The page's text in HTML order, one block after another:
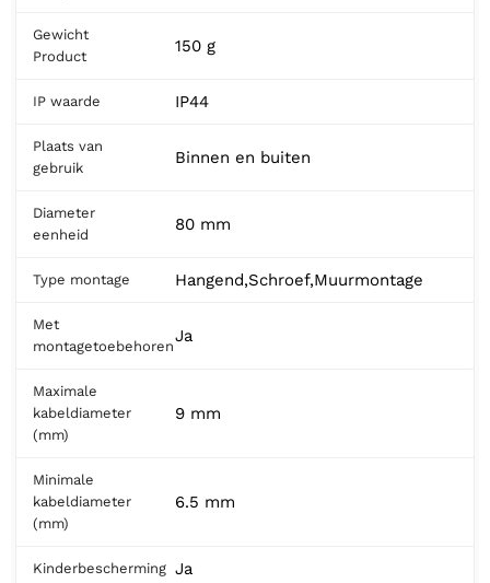
Gewicht
Product
150 g
IP waarde IP44
Plaats van
gebruik
Binnen en buiten
Diameter
eenheid
80 mm
Type montage Hangend,Schroef,Muurmontage
Met
montagetoebehoren
Ja
Maximale
kabeldiameter
(mm)
9 mm
Minimale
kabeldiameter
(mm)
6.5 mm
Kinderbescherming Ja